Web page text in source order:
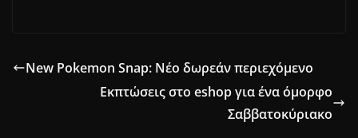
New Pokemon Snap: Νέο δωρεάν περιεχόμενο
Εκπτώσεις στο eshop για ένα όμορφο
Σαββατοκύριακο